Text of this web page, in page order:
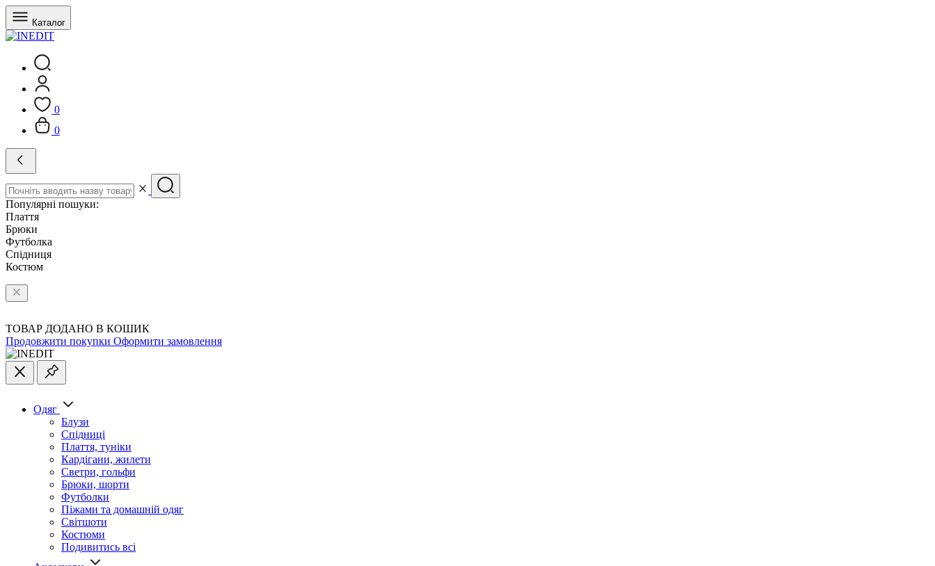
Каталог
0
0
Популярні пошуки:
Плаття
Брюки
Футболка
Спідниця
Костюм
ТОВАР ДОДАНО В КОШИК
Продовжити покупки Оформити замовлення
Одяг
Блузи
Спідниці
Плаття, туніки
Кардігани, жилети
Светри, гольфи
Брюки, шорти
Футболки
Піжами та домашній одяг
Світшоти
Костюми
Подивитись всі